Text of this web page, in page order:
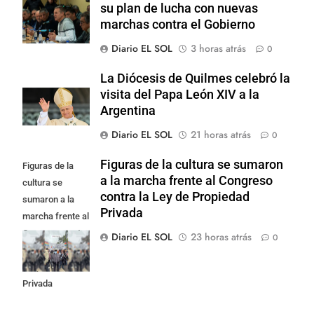
su plan de lucha con nuevas
marchas contra el Gobierno
Diario EL SOL
3 horas atrás 0
La Diócesis de Quilmes celebró la
visita del Papa León XIV a la
Argentina
Diario EL SOL
21 horas atrás 0
Figuras de la
cultura se
sumaron a la
marcha frente al
Congreso contra
la Ley de
Propiedad
Privada
Figuras de la cultura se sumaron
a la marcha frente al Congreso
contra la Ley de Propiedad
Privada
Diario EL SOL
23 horas atrás 0